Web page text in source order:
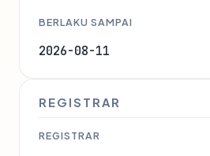
BERLAKU SAMPAI
2026-08-11
REGISTRAR
REGISTRAR